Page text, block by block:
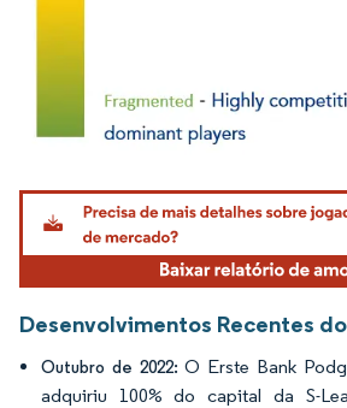
Imagem © Mordor Intelligence. O reuso requer
Desenvolvimentos Recentes
Outubro de 2022:O Erste Bank
adquiriu 100% do capital da S-